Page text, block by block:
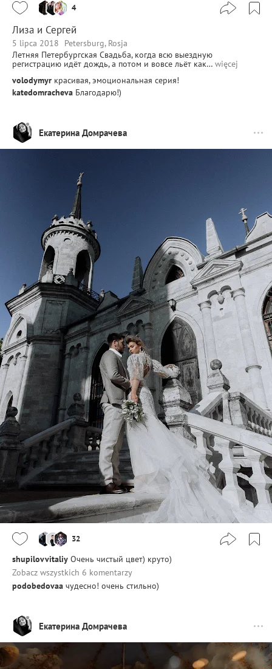
4
Лиза и Сергей
5 lipca 2018
Petersburg, Rosja
Летняя Петербургская Свадьба, когда всю выездную
регистрацию идёт дождь, а потом и вовсе льёт как… więcej
volodymyr красивая, эмоциональная серия!
katedomracheva Благодарю!)
Екатерина Домрачева
32
shupilovvitaliy Очень чистый цвет) круто)
Zobacz wszystkich 6 komentarzy
podobedovaa чудесно! очень стильно)
Екатерина Домрачева